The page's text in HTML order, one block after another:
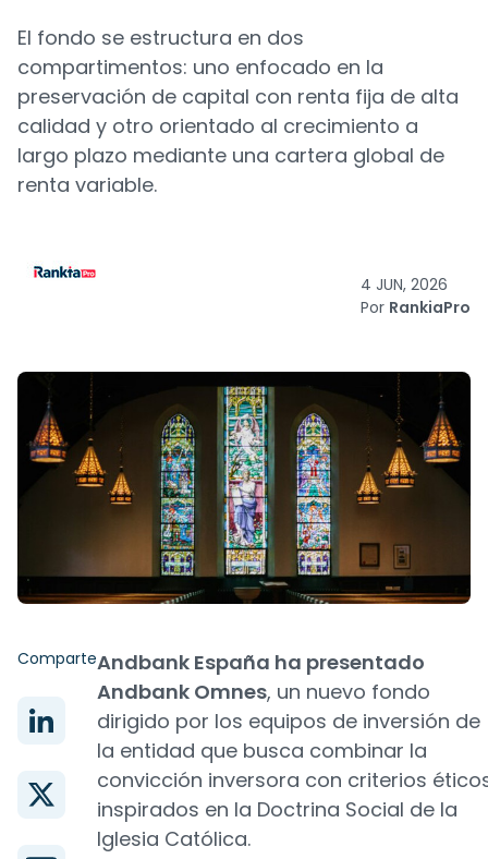
El fondo se estructura en dos
compartimentos: uno enfocado en la
preservación de capital con renta fija de alta
calidad y otro orientado al crecimiento a
largo plazo mediante una cartera global de
renta variable.
4 JUN, 2026
Por RankiaPro
ComparteAndbank España ha presentado
Andbank Omnes, un nuevo fondo
dirigido por los equipos de inversión de
la entidad que busca combinar la
convicción inversora con criterios
inspirados en la Doctrina Social de la
Iglesia Católica.